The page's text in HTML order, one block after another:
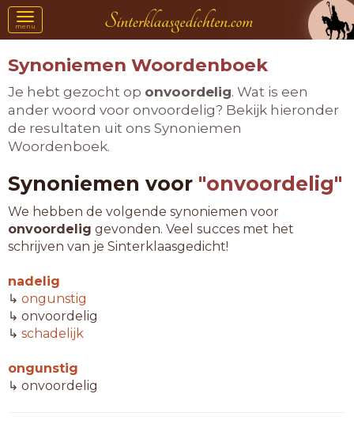
Toggle
navigation
menu
Synoniemen Woordenboek
Je hebt gezocht op onvoordelig. Wat is een
ander woord voor onvoordelig? Bekijk hieronder
de resultaten uit ons Synoniemen
Woordenboek.
Synoniemen voor "onvoordelig"
We hebben de volgende synoniemen voor
onvoordelig gevonden. Veel succes met het
schrijven van je Sinterklaasgedicht!
nadelig
↳ ongunstig
↳ onvoordelig
↳ schadelijk
ongunstig
↳ onvoordelig